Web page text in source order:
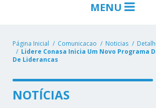
MENU
Página Inicial Comunicacao Noticias
Lidere Conasa Inicia Um Novo Programa
De Liderancas
NOTÍCIAS